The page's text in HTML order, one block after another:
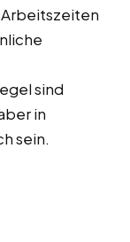
sind
in
sein.